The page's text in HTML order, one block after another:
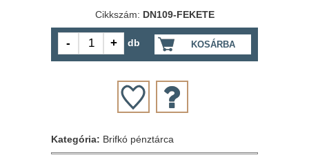
Cikkszám: DN109-FEKETE
KOSÁRBA
db
Kategória: Brifkó pénztárca